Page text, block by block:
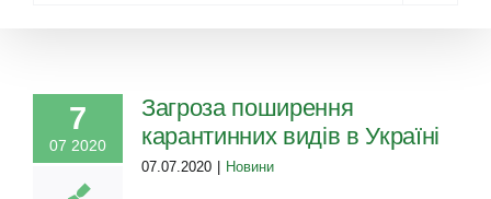
7
07 2020
Загроза поширення
карантинних видів в Україні
07.07.2020 Новини